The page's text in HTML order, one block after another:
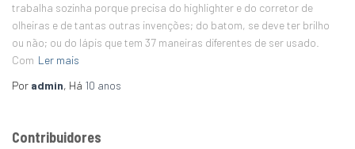
trabalha sozinha porque precisa do highlighter e do corretor de
olheiras e de tantas outras invenções; do batom, se deve ter brilho
ou não; ou do lápis que tem 37 maneiras diferentes de ser usado.
Com Ler mais
Por admin, Há 10 anos
Contribuidores